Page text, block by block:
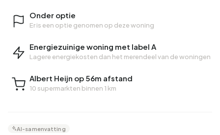
Onder optie
Er is een optie genomen op deze woning
Energiezuinige woning met label A
Lagere energiekosten dan het merendeel van de woningen
Albert Heijn op 56m afstand
10 supermarkten binnen 1 km
AI-samenvatting